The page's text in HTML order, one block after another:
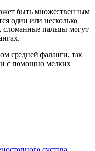
быть множественным
один или несколько
сломанные пальцы могут
средней фаланги, так
с помощью мелких
сустава